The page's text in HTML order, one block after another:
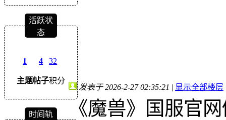
活跃状
态
1
主题
4
帖子
32
积分
时间轨
发表于 2026-2-27 02:35:21 | 显示全部楼层
《魔兽》国服官